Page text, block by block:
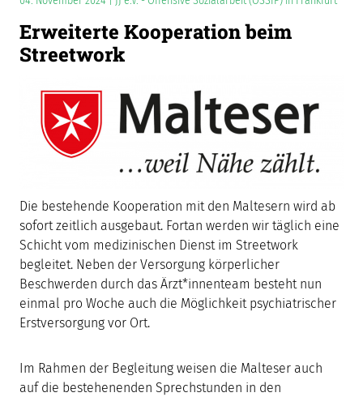
Erweiterte Kooperation beim
Streetwork
Die bestehende Kooperation mit den Maltesern wird ab
sofort zeitlich ausgebaut. Fortan werden wir täglich eine
Schicht vom medizinischen Dienst im Streetwork
begleitet. Neben der Versorgung körperlicher
Beschwerden durch das Ärzt*innenteam besteht nun
einmal pro Woche auch die Möglichkeit psychiatrischer
Erstversorgung vor Ort.
Im Rahmen der Begleitung weisen die Malteser auch
auf die bestehenenden Sprechstunden in den